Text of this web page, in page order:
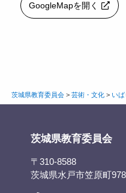
GoogleMapを開く
茨城県教育委員会> 芸術・文化> い
茨城県教育委員会
〒310-8588
茨城県水戸市笠原町